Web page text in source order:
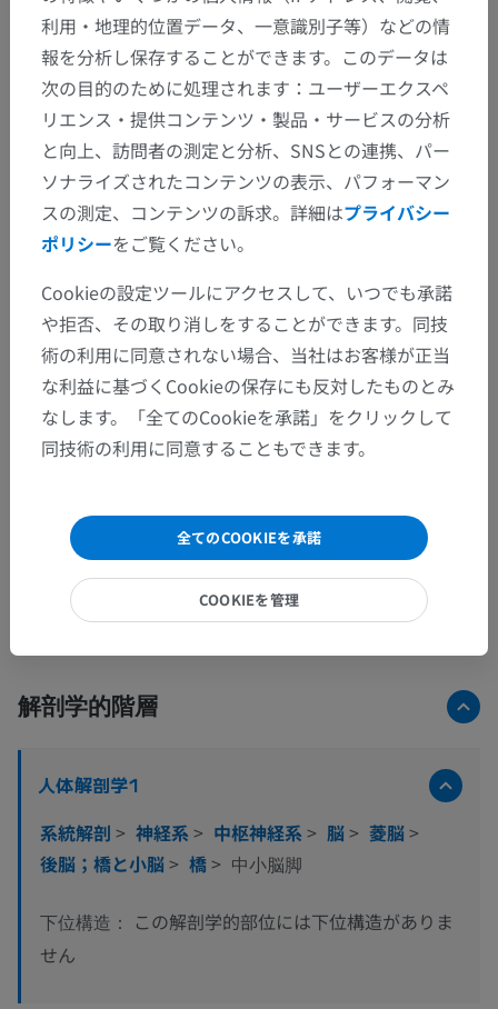
解剖学的階層
人体解剖学1
系統解剖 > 神経系> 中枢神経系> 脳> 菱脳>
後脳；橋と小脳> 橋> 中小脳脚
下位構造：
この解剖学的部位には下位構造がありま
せん
利用・地理的位置データ、一意識別子等）などの情
報を分析し保存することができます。このデータは
次の目的のために処理されます：ユーザーエクスペ
リエンス・提供コンテンツ・製品・サービスの分析
と向上、訪問者の測定と分析、SNSとの連携、パー
ソナライズされたコンテンツの表示、パフォーマン
スの測定、コンテンツの訴求。詳細はプライバシー
ポリシーをご覧ください。
Cookieの設定ツールにアクセスして、いつでも承諾
や拒否、その取り消しをすることができます。同技
術の利用に同意されない場合、当社はお客様が正当
な利益に基づくCookieの保存にも反対したものとみ
なします。「全てのCookieを承諾」をクリックして
同技術の利用に同意することもできます。
全てのCOOKIEを承諾
COOKIEを管理